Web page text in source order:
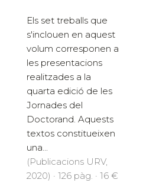
Els set treballs que
s'inclouen en aquest
volum corresponen a
les presentacions
realitzades a la
quarta edició de les
Jornades del
Doctorand. Aquests
textos constitueixen
una...
(Publicacions URV,
2020) · 126 pàg. · 16 €